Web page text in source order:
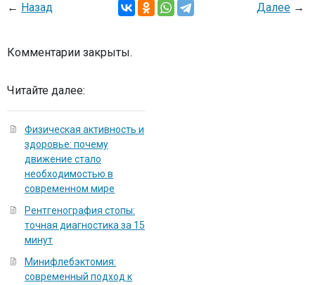
← Назад Далее →
Комментарии закрыты.
Читайте далее:
Физическая активность и
здоровье: почему
движение стало
необходимостью в
современном мире
Рентгенография стопы:
точная диагностика за 15
минут
Минифлебэктомия:
современный подход к